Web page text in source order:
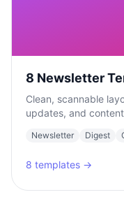
8 Newsletter
Clean, scannable
updates, and
Newsletter Digest
8 templates →